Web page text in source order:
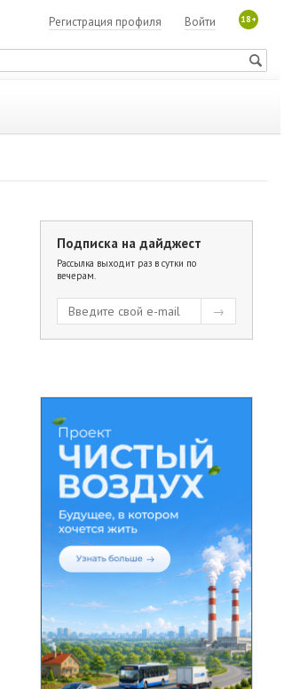
18+
Войти
Регистрация профиля
Подписка на дайджест
Рассылка выходит раз в сутки по
вечерам.